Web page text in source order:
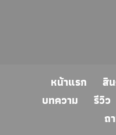
หน้าแรก สิ
บทความ
รีวิว
ถ